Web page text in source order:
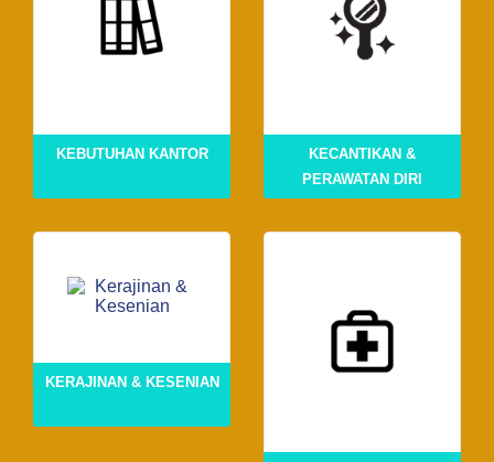
KEBUTUHAN KANTOR
KECANTIKAN &
PERAWATAN DIRI
KERAJINAN & KESENIAN